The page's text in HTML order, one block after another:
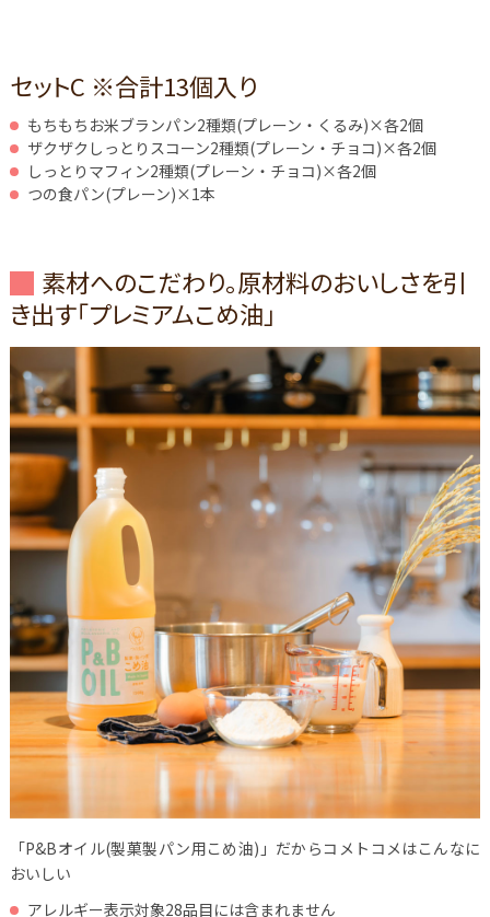
セットC ※合計13個入り
もちもちお米ブランパン2種類(プレーン・くるみ)×各2個
ザクザクしっとりスコーン2種類(プレーン・チョコ)×各2個
しっとりマフィン2種類(プレーン・チョコ)×各2個
つの食パン(プレーン)×1本
素材へのこだわり。原材料のおいしさを引
き出す「プレミアムこめ油」
「P&Bオイル(製菓製パン用こめ油)」だからコメトコメはこんなに
おいしい
アレルギー表示対象28品目には含まれません